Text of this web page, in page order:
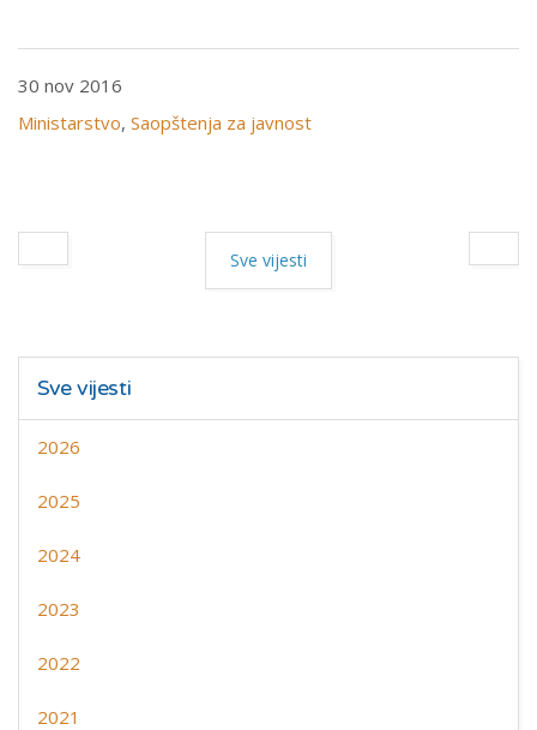
30 nov 2016
Ministarstvo, Saopštenja za javnost
Sve vijesti
Sve vijesti
2026
2025
2024
2023
2022
2021